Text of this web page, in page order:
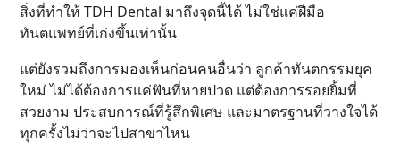
สิ่งที่ทำให้ TDH Dental มาถึงจุดนี้ได้ ไม่ใช่แค่ฝีมือ
ทันตแพทย์ที่เก่งขึ้นเท่านั้น
แต่ยังรวมถึงการมองเห็นก่อนคนอื่นว่า ลูกค้าทันตกรรมยุค
ใหม่ ไม่ได้ต้องการแค่ฟันที่หายปวด แต่ต้องการรอยยิ้มที่
สวยงาม ประสบการณ์ที่รู้สึกพิเศษ และมาตรฐานที่วางใจได้
ทุกครั้งไม่ว่าจะไปสาขาไหน